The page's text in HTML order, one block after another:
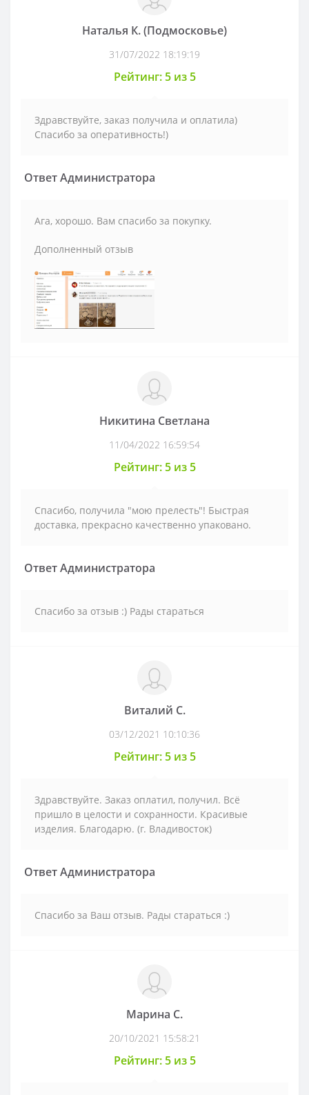
Наталья К. (Подмосковье)
31/07/2022 18:19:19
Рейтинг: 5 из 5
Здравствуйте, заказ получила и оплатила)
Спасибо за оперативность!)
Ответ Администратора
Ага, хорошо. Вам спасибо за покупку.
Дополненный отзыв
Никитина Светлана
11/04/2022 16:59:54
Рейтинг: 5 из 5
Спасибо, получила "мою прелесть"! Быстрая
доставка, прекрасно качественно упаковано.
Ответ Администратора
Спасибо за отзыв :) Рады стараться
Виталий С.
03/12/2021 10:10:36
Рейтинг: 5 из 5
Здравствуйте. Заказ оплатил, получил. Всё
пришло в целости и сохранности. Красивые
изделия. Благодарю. (г. Владивосток)
Ответ Администратора
Спасибо за Ваш отзыв. Рады стараться :)
Марина С.
20/10/2021 15:58:21
Рейтинг: 5 из 5